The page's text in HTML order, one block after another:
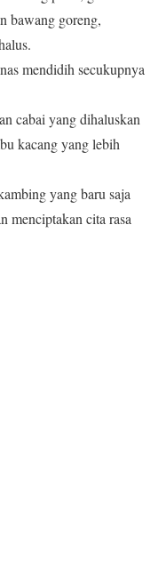
bawang goreng,
mendidih secukupnya
cabai yang dihaluskan
kacang yang lebih
yang baru saja
menciptakan cita rasa